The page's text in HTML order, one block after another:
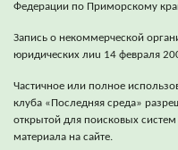
Федерации по Приморскому
Запись о некоммерческой
юридических лиu 14 февраля
Частичное или полное
клуба «Последняя среда»
открытой для поисковых
материала на сайте.